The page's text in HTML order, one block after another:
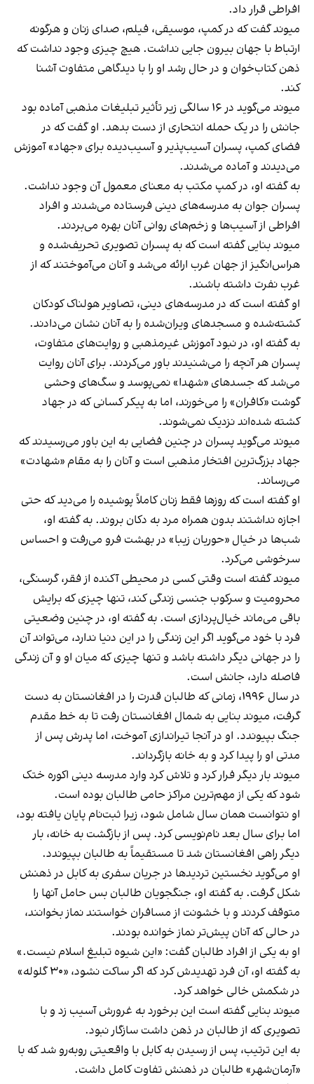
افراطی قرار داد.
میوند گفت که در کمپ، موسیقی، فیلم، صدای زنان و هرگونه
ارتباط با جهان بیرون جایی نداشت. هیچ چیزی وجود نداشت که
ذهن کتاب‌خوان و در حال رشد او را با دیدگاهی متفاوت آشنا
کند.
میوند می‌گوید در ۱۶ سالگی زیر تأثیر تبلیغات مذهبی آماده بود
جانش را در یک حمله انتحاری از دست بدهد. او گفت که در
فضای کمپ، پسران آسیب‌پذیر و آسیب‌دیده برای «جهاد» آموزش
می‌دیدند و آماده می‌شدند.
به گفته او، در کمپ مکتب به معنای معمول آن وجود نداشت.
پسران جوان به مدرسه‌های دینی فرستاده می‌شدند و افراد
افراطی از آسیب‌ها و زخم‌های روانی آنان بهره می‌بردند.
میوند بنایی گفته است که به پسران تصویری تحریف‌شده و
هراس‌انگیز از جهان غرب ارائه می‌شد و آنان می‌آموختند که از
غرب نفرت داشته باشند.
او گفته است که در مدرسه‌های دینی، تصاویر هولناک کودکان
کشته‌شده و مسجدهای ویران‌شده را به آنان نشان می‌دادند.
به گفته او، در نبود آموزش غیرمذهبی و روایت‌های متفاوت،
پسران هر آنچه را می‌شنیدند باور می‌کردند. برای آنان روایت
می‌شد که جسدهای «شهدا» نمی‌پوسد و سگ‌های وحشی
گوشت «کافران» را می‌خورند، اما به پیکر کسانی که در جهاد
کشته شده‌اند نزدیک نمی‌شوند.
میوند می‌گوید پسران در چنین فضایی به این باور می‌رسیدند که
جهاد بزرگ‌ترین افتخار مذهبی است و آنان را به مقام «شهادت»
می‌رساند.
او گفته است که روزها فقط زنان کاملاً پوشیده را می‌دید که حتی
اجازه نداشتند بدون همراه مرد به دکان بروند. به گفته او،
شب‌ها در خیال «حوریان زیبا» در بهشت فرو می‌رفت و احساس
سرخوشی می‌کرد.
میوند گفته است وقتی کسی در محیطی آکنده از فقر، گرسنگی،
محرومیت و سرکوب جنسی زندگی کند، تنها چیزی که برایش
باقی می‌ماند خیال‌پردازی است. به گفته او، در چنین وضعیتی
فرد با خود می‌گوید اگر این زندگی را در این دنیا ندارد، می‌تواند آن
را در جهانی دیگر داشته باشد و تنها چیزی که میان او و آن زندگی
فاصله دارد، جانش است.
در سال ۱۹۹۶، زمانی که طالبان قدرت را در افغانستان به دست
گرفت، میوند بنایی به شمال افغانستان رفت تا به خط مقدم
جنگ بپیوندد. او در آنجا تیراندازی آموخت، اما پدرش پس از
مدتی او را پیدا کرد و به خانه بازگرداند.
میوند بار دیگر فرار کرد و تلاش کرد وارد مدرسه دینی اکوره ختک
شود که یکی از مهم‌ترین مراکز حامی طالبان بوده است.
او نتوانست همان سال شامل شود، زیرا ثبت‌نام پایان یافته بود،
اما برای سال بعد نام‌نویسی کرد. پس از بازگشت به خانه، بار
دیگر راهی افغانستان شد تا مستقیماً به طالبان بپیوندد.
او می‌گوید نخستین تردیدها در جریان سفری به کابل در ذهنش
شکل گرفت. به گفته او، جنگجویان طالبان بس حامل آنها را
متوقف کردند و با خشونت از مسافران خواستند نماز بخوانند،
در حالی که آنان پیش‌تر نماز خوانده بودند.
او به یکی از افراد طالبان گفت: «این شیوه تبلیغ اسلام نیست.»
به گفته او، آن فرد تهدیدش کرد که اگر ساکت نشود، «۳۰ گلوله»
در شکمش خالی خواهد کرد.
میوند بنایی گفته است این برخورد به غرورش آسیب زد و با
تصویری که از طالبان در ذهن داشت سازگار نبود.
به این ترتیب، پس از رسیدن به کابل با واقعیتی روبه‌رو شد که با
«آرمان‌شهر» طالبان در ذهنش تفاوت کامل داشت.